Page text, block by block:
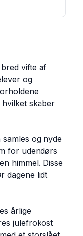
vifte af
og
skaber
og nyde
for udendørs
himmel. Disse
dagene lidt
årlige
julefrokost